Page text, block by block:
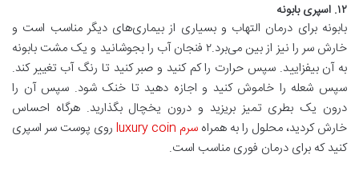
۱۲. اسپری بابونه
بابونه برای درمان التهاب و بسیاری از بیماری‌های دیگر مناسب است و
خارش سر را نیز از بین می‌برد.۲ فنجان آب را بجوشانید و یک مشت بابونه
به آن بیفزایید. سپس حرارت را کم کنید و صبر کنید تا رنگ آب تغییر کند.
سپس شعله را خاموش کنید و اجازه دهید تا خنک شود. سپس آن را
درون یک بطری تمیز بریزید و درون یخچال بگذارید. هرگاه احساس
خارش کردید، محلول را به همراه سرم luxury coin
روی پوست سر اسپری
کنید که برای درمان فوری مناسب است.